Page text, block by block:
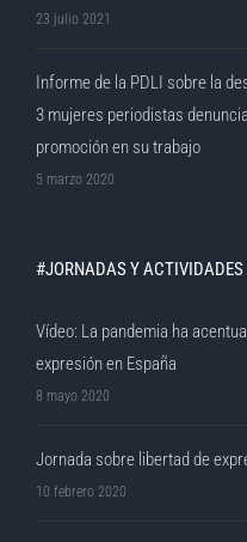
23 julio 2021
Informe de la PDLI sobre la
3 mujeres periodistas
promoción en su trabajo
5 marzo 2020
#JORNADAS Y ACTIVIDADES
Vídeo: La pandemia ha
expresión en España
8 mayo 2020
Jornada sobre libertad de
10 febrero 2020